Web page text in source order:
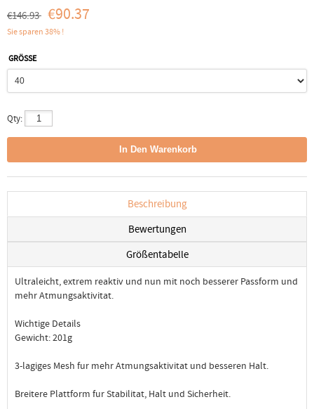
€146.93 €90.37
Sie sparen 38% !
GRÖSSE
Qty:
Beschreibung
Bewertungen
Größentabelle
Ultraleicht, extrem reaktiv und nun mit noch besserer Passform und
mehr Atmungsaktivitat.
Wichtige Details
Gewicht: 201g
3-lagiges Mesh fur mehr Atmungsaktivitat und besseren Halt.
Breitere Plattform fur Stabilitat, Halt und Sicherheit.